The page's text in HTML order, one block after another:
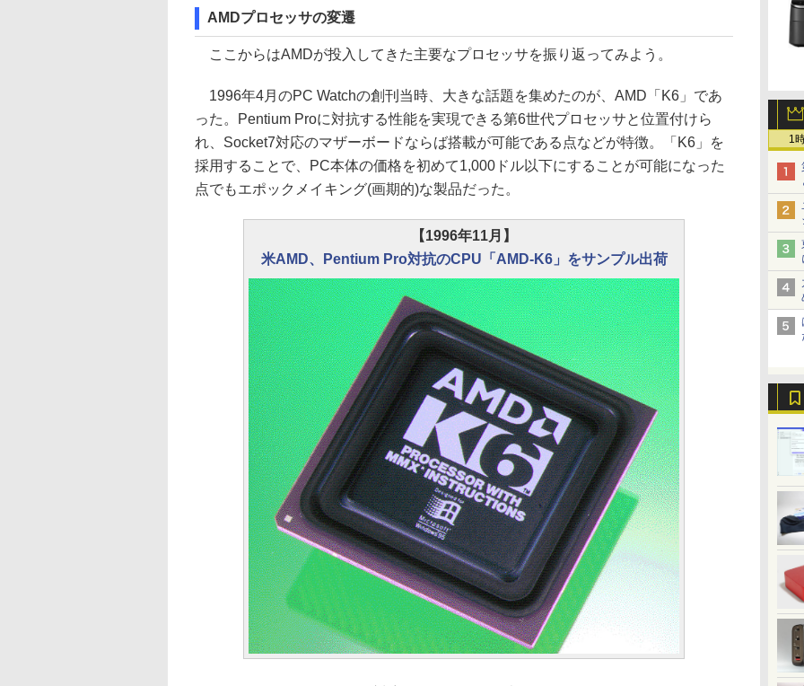
1
AMDプロセッサの変遷
ここからはAMDが投入してきた主要なプロセッサを振り返ってみよう。
1996年4月のPC Watchの創刊当時、大きな話題を集めたのが、AMD「K6」であ
った。Pentium Proに対抗する性能を実現できる第6世代プロセッサと位置付けら
れ、Socket7対応のマザーボードならば搭載が可能である点などが特徴。「K6」を
採用することで、PC本体の価格を初めて1,000ドル以下にすることが可能になった
点でもエポックメイキング(画期的)な製品だった。
【1996年11月】
米AMD、Pentium Pro対抗のCPU「AMD-K6」をサンプル出荷